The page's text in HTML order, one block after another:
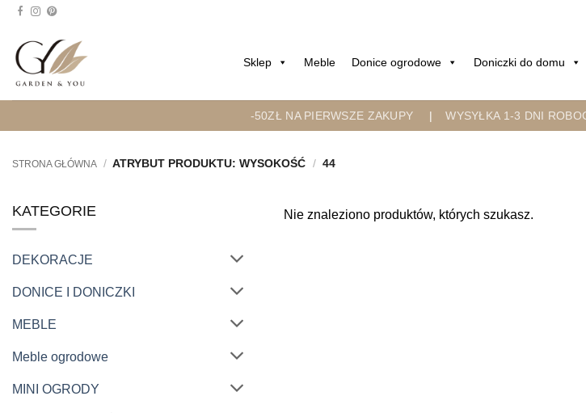
Przejdź
treści
Sklep Meble Donice ogrodowe Doniczki do domu
-50ZŁ NA PIERWSZE ZAKUPY |WYSYŁKA 1-3 DNI
STRONA GŁÓWNA / ATRYBUT PRODUKTU: WYSOKOŚĆ / 44
KATEGORIE
DEKORACJE
DONICE I DONICZKI
MEBLE
Meble ogrodowe
MINI OGRODY
Nie znaleziono produktów, których szukasz.